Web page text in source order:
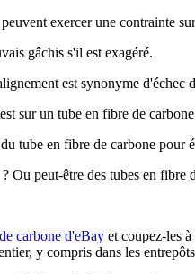
exercer une contrainte
gâchis s'il est exagéré.
est synonyme d'échec
sur un tube en fibre de
tube en fibre de carbone pour
Ou peut-être des tubes en
carbone d'eBay et coupez-les
y compris dans les